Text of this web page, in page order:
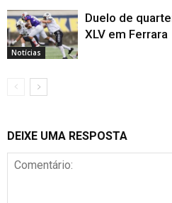
Notícias
Duelo de
XLV em Ferrara
DEIXE UMA RESPOSTA